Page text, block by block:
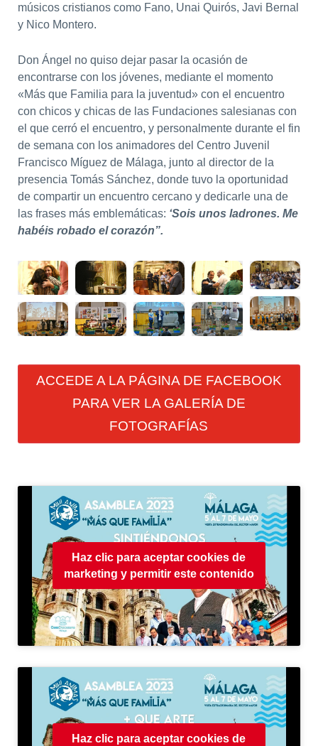
músicos cristianos como Fano, Unai Quirós, Javi Bernal
y Nico Montero.
Don Ángel no quiso dejar pasar la ocasión de
encontrarse con los jóvenes, mediante el momento
«Más que Familia para la juventud» con el encuentro
con chicos y chicas de las Fundaciones salesianas con
el que cerró el encuentro, y personalmente durante el fin
de semana con los animadores del Centro Juvenil
Francisco Míguez de Málaga, junto al director de la
presencia Tomás Sánchez, donde tuvo la oportunidad
de compartir un encuentro cercano y dedicarle una de
las frases más emblemáticas: ‘Sois unos ladrones. Me
habéis robado el corazón”.
ACCEDE A LA PÁGINA DE FACEBOOK
PARA VER LA GALERÍA DE
FOTOGRAFÍAS
Haz clic para aceptar cookies de
marketing y permitir este contenido
Haz clic para aceptar cookies de